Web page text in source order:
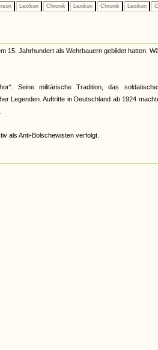
Lexikon Chronik Lexikon Chronik Lexikon
15. Jahrhundert als Wehrbauern gebildet hatten.
Seine militärische Tradition, das
Legenden. Auftritte in Deutschland ab 1924
als Anti-Bolschewisten verfolgt.